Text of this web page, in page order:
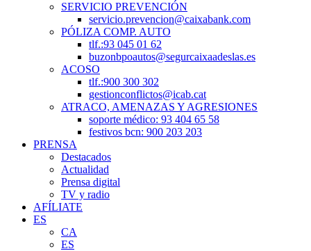
SERVICIO PREVENCIÓN
servicio.prevencion@caixabank.com
PÓLIZA COMP. AUTO
tlf.:93 045 01 62
buzonbpoautos@segurcaixaadeslas.es
ACOSO
tlf.:900 300 302
gestionconflictos@icab.cat
ATRACO, AMENAZAS Y AGRESIONES
soporte médico: 93 404 65 58
festivos bcn: 900 203 203
PRENSA
Destacados
Actualidad
Prensa digital
TV y radio
AFÍLIATE
ES
CA
ES